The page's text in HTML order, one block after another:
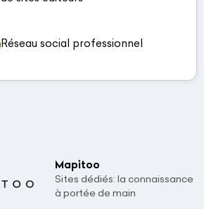
Réseau social professionnel
Mapitoo
Sites dédiés: la connaissance
à portée de main